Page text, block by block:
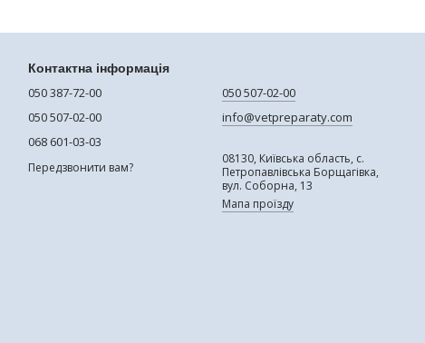
Контактна інформація
050 387-72-00
050 507-02-00
068 601-03-03
Передзвонити вам?
050 507-02-00
info@vetpreparaty.com
08130, Київська область, с.
Петропавлівська Борщагівка,
вул. Соборна, 13
Мапа проїзду